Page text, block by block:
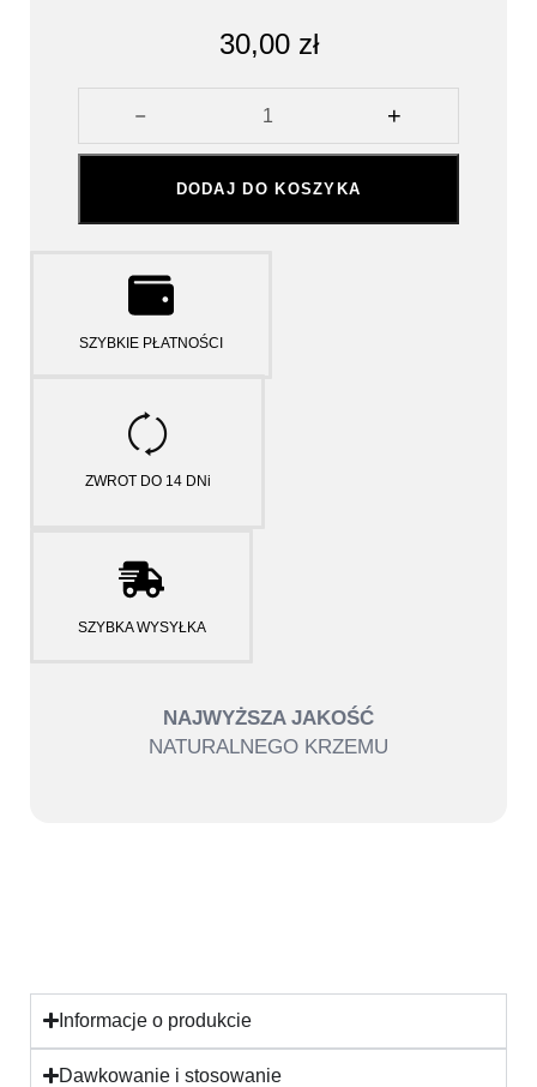
30,00 zł
DODAJ DO KOSZYKA
SZYBKIE PŁATNOŚCI
ZWROT DO 14 DNi
SZYBKA WYSYŁKA
NAJWYŻSZA JAKOŚĆ
NATURALNEGO KRZEMU
Informacje o produkcie
Dawkowanie i stosowanie